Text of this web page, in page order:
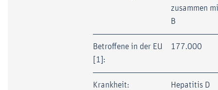
zusammen
B
Betroffene in der EU
[1]:
177.000
Krankheit: Hepatitis D